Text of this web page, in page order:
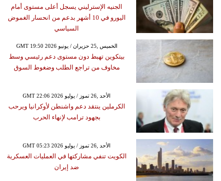
الجنيه الإسترليني يسجل أعلى مستوى أمام
اليورو في 10 أشهر بدعم من انحسار الغموض
السياسي
GMT 19:50 2026 الخميس ,25 حزيران / يونيو
بيتكوين تهبط دون مستوى دعم رئيسي وسط
مخاوف من تراجع الطلب وضغوط السوق
GMT 22:06 2026 الأحد ,26 تموز / يوليو
الكرملين ينتقد دعم واشنطن لأوكرانيا ويرحب
بجهود ترامب لإنهاء الحرب
GMT 05:23 2026 الأحد ,26 تموز / يوليو
الكويت تنفي مشاركتها في العمليات العسكرية
ضد إيران